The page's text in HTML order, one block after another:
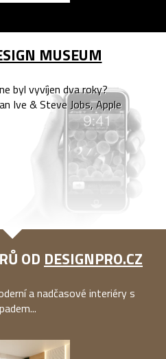
MUSEUM
byl vyvíjen dva roky?
Ive & Steve Jobs, Apple
OD DESIGNPRO.CZ
a nadčasové interiéry s